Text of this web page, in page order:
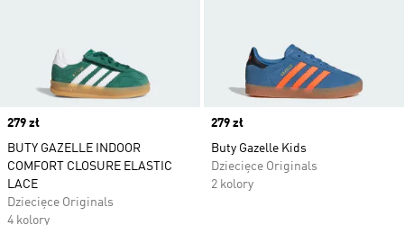
Price
279 zł
BUTY GAZELLE INDOOR
COMFORT CLOSURE ELASTIC
LACE
Dziecięce Originals
4 kolory
Price
279 zł
Buty Gazelle Kids
Dziecięce Originals
2 kolory